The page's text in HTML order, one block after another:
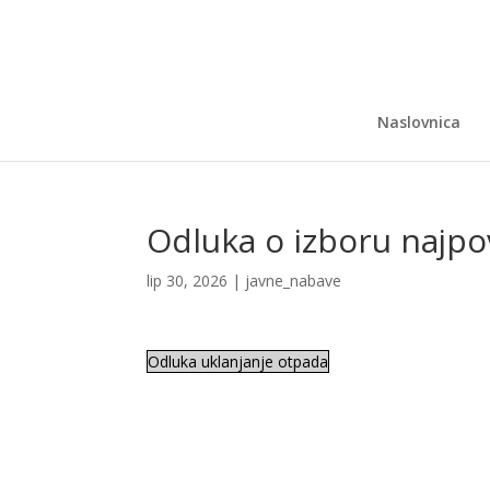
Naslovnica
Odluka o izboru
lip 30, 2026 | javne_nabave
Odluka uklanjanje otpada